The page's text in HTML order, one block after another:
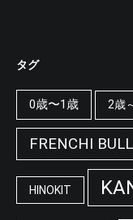
タグ
0歳〜1歳 2歳
FRENCHI BULL
HINOKIT